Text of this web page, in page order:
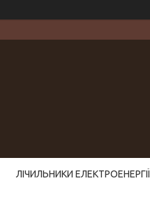
ЛІЧИЛЬНИКИ ЕЛЕКТРОЕНЕРГІЇ